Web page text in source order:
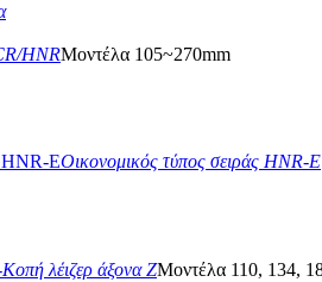
HNRΜοντέλα 105~270mm
Οικονομικός τύπος σειράς HNR-E
λέιζερ άξονα ZΜοντέλα 110, 134,